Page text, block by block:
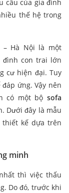
cầu của gia đình
thế hệ trong
– Hà Nội là một
đình con trai lớn
cư hiện đại. Tuy
ứng. Vậy nên
có một bộ sofa
Dưới đây là mẫu
thiết kế dựa trên
minh
thì việc thấu
Do đó, trước khi